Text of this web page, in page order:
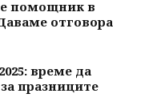
помощник в
отговора
време да
празниците